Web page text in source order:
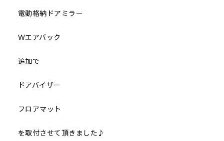
電動格納ドアミラー
Ｗエアバック
追加で
ドアバイザー
フロアマット
を取付させて頂きました♪